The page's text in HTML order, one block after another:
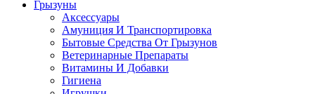
Грызуны
Аксессуары
Амуниция И Транспортировка
Бытовые Средства От Грызунов
Ветеринарные Препараты
Витамины И Добавки
Гигиена